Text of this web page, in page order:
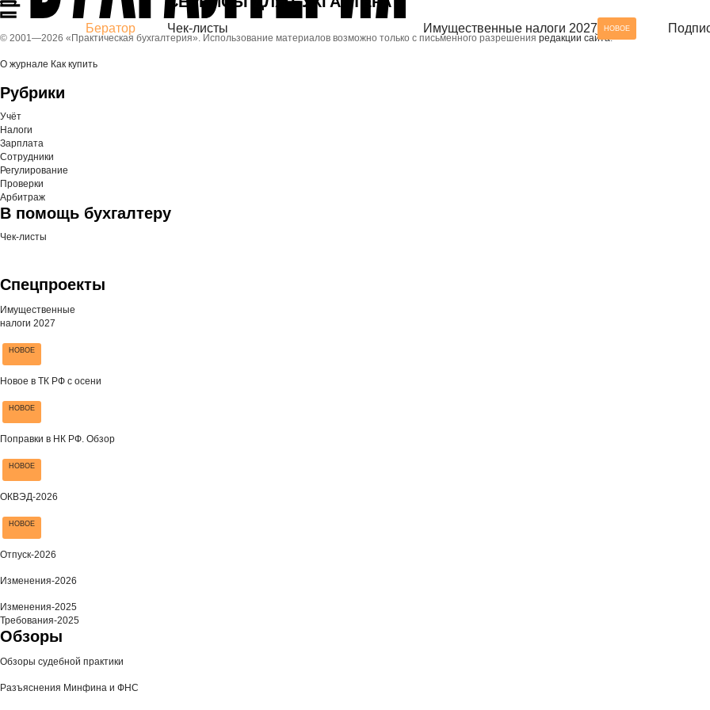
Бератор Чек-листы Имущественные налоги 2027 НОВОЕ
© 2001—2026 «Практическая бухгалтерия». Использование материалов возможно только с письменного разрешения редакции сайта.
О журнале Как купить
Рубрики
Учёт
Налоги
Зарплата
Сотрудники
Регулирование
Проверки
Арбитраж
В помощь бухгалтеру
Чек-листы
Спецпроекты
Имущественные
налоги 2027
НОВОЕ
Новое в ТК РФ с осени
НОВОЕ
Поправки в НК РФ. Обзор
НОВОЕ
ОКВЭД-2026
НОВОЕ
Отпуск-2026
Изменения-2026
Изменения-2025
Требования-2025
Обзоры
Обзоры судебной практики
Разъяснения Минфина и ФНС